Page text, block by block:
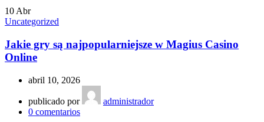
10 Abr
Uncategorized
Jakie gry są najpopularniejsze w Magius Casino
Online
abril 10, 2026
publicado por
administrador
0 comentarios